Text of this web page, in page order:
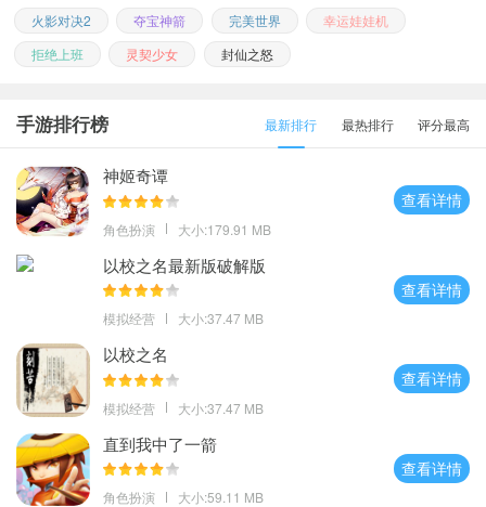
火影对决2
夺宝神箭 完美世界
幸运娃娃机
拒绝上班
灵契少女 封仙之怒
手游排行榜 最新排行 最热排行 评分最高
神姬奇谭
角色扮演 大小:179.91 MB
查看详情
以校之名最新版破解版
模拟经营 大小:37.47 MB
查看详情
以校之名
模拟经营 大小:37.47 MB
查看详情
直到我中了一箭
角色扮演 大小:59.11 MB
查看详情